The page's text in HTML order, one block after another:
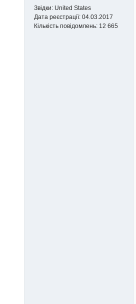
Звідки: United States
Дата реєстрації: 04.03.2017
Кількість повідомлень: 12 665